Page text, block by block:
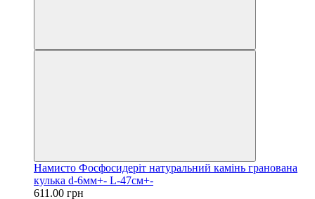
Намисто Фосфосидеріт натуральний камінь гранована
кулька d-6мм+- L-47см+-
611.00 грн